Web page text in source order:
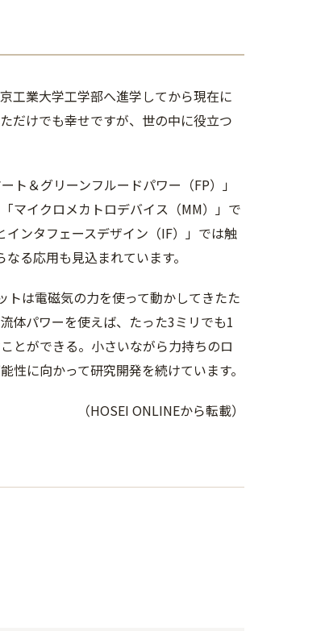
工業大学工学部へ進学してから現在に
だけでも幸せですが、世の中に役立つ
＆グリーンフルードパワー（FP）」
マイクロメカトロデバイス（MM）」で
ンタフェースデザイン（IF）」では触
る応用も見込まれています。
トは電磁気の力を使って動かしてきたた
体パワーを使えば、たった3ミリでも1
とができる。小さいながら力持ちのロ
に向かって研究開発を続けています。
（HOSEI ONLINEから転載）